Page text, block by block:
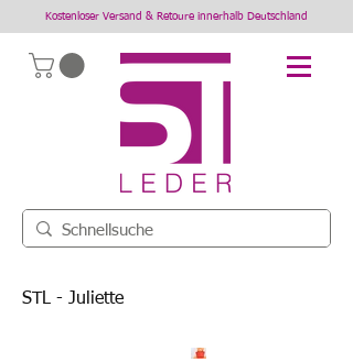
Kostenloser Versand & Retoure innerhalb Deutschland
STL - Juliette